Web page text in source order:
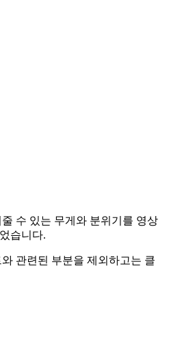
수 있는 무게와 분위기를 영상
습니다.
관련된 부분을 제외하고는 클